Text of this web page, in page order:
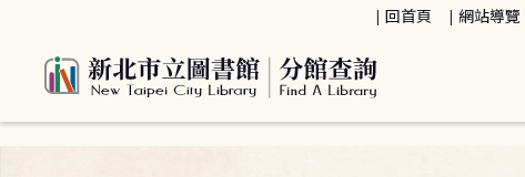
回首頁 網站導覽